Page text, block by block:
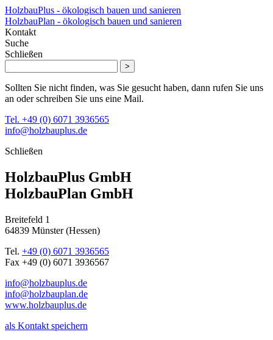
HolzbauPlus - ökologisch bauen und sanieren
HolzbauPlan - ökologisch bauen und sanieren
Kontakt
Suche
Schließen
>
Sollten Sie nicht finden, was Sie gesucht haben, dann rufen Sie uns
an oder schreiben Sie uns eine Mail.
Tel. +49 (0) 6071 3936565
info@holzbauplus.de
Schließen
HolzbauPlus GmbH
HolzbauPlan GmbH
Breitefeld 1
64839 Münster (Hessen)
Tel. +49 (0) 6071 3936565
Fax +49 (0) 6071 3936567
info@holzbauplus.de
info@holzbauplan.de
www.holzbauplus.de
als Kontakt speichern